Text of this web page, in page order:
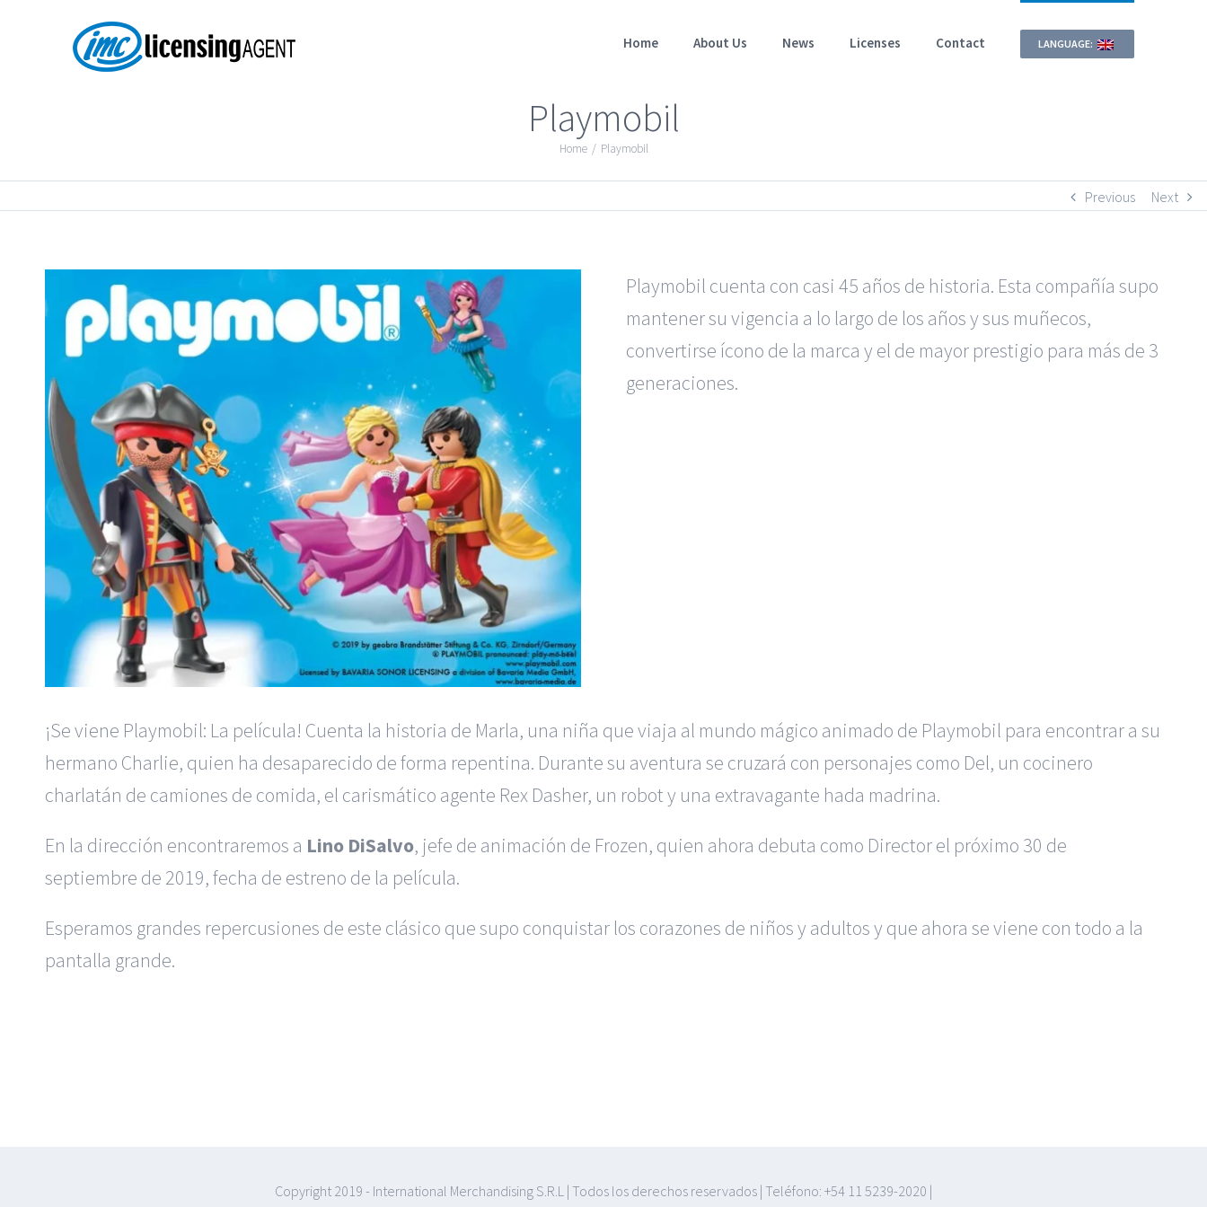
Home About Us News Licenses Contact LANGUAGE:
Playmobil
Home / Playmobil
Previous Next
Playmobil cuenta con casi 45 años de historia. Esta compañía supo
mantener su vigencia a lo largo de los años y sus muñecos,
convertirse ícono de la marca y el de mayor prestigio para más de 3
generaciones.
¡Se viene Playmobil: La película! Cuenta la historia de Marla, una niña que viaja al mundo mágico animado de Playmobil para encontrar a su
hermano Charlie, quien ha desaparecido de forma repentina. Durante su aventura se cruzará con personajes como Del, un cocinero
charlatán de camiones de comida, el carismático agente Rex Dasher, un robot y una extravagante hada madrina.
En la dirección encontraremos a Lino DiSalvo, jefe de animación de Frozen, quien ahora debuta como Director el próximo 30 de
septiembre de 2019, fecha de estreno de la película.
Esperamos grandes repercusiones de este clásico que supo conquistar los corazones de niños y adultos y que ahora se viene con todo a la
pantalla grande.
Copyright 2019 - International Merchandising S.R.L | Todos los derechos reservados | Teléfono: +54 11 5239-2020 |